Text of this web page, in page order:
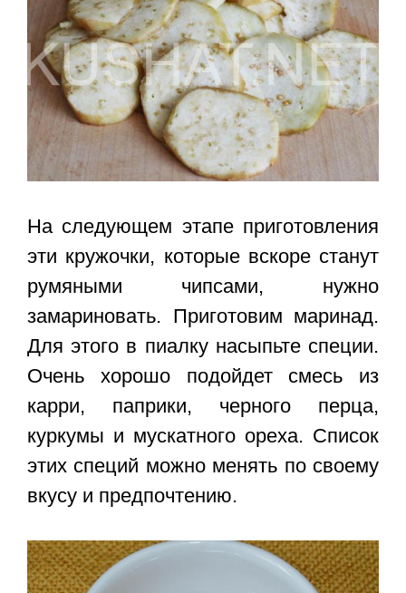
На следующем этапе приготовления
эти кружочки, которые вскоре станут
румяными чипсами, нужно
замариновать. Приготовим маринад.
Для этого в пиалку насыпьте специи.
Очень хорошо подойдет смесь из
карри, паприки, черного перца,
куркумы и мускатного ореха. Список
этих специй можно менять по своему
вкусу и предпочтению.